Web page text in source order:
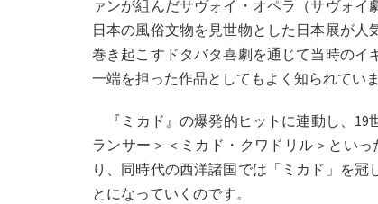
ァンが組んだサヴォイ・オペラ（サヴォ
日本の風俗文物を見世物とした日本展が
巻き起こすドタバタ喜劇を通じて当時の
一端を担った作品としてもよく知られてい
『ミカド』の爆発的ヒットに連動し、19
ランサー＞＜ミカド・クワドリル＞とい
り、同時代の西洋諸国では「ミカド」を
とになっていくのです。